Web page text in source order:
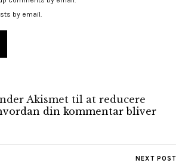
by email.
Akismet til at reducere
din kommentar bliver
NEXT POST